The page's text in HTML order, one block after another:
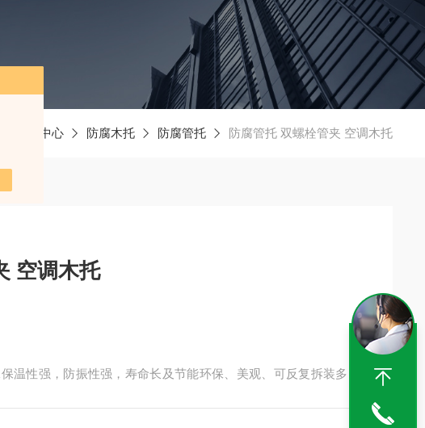
产品中心 防腐木托 防腐管托 防腐管托 双螺栓管夹 空调木托
管夹 空调木托
温性强，防振性强，寿命长及节能环保、美观、可反复拆装多次